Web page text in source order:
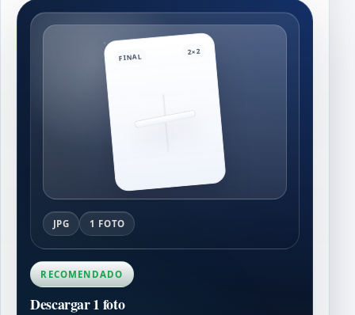
FINAL
2×2
JPG 1 FOTO
RECOMENDADO
Descargar 1 foto